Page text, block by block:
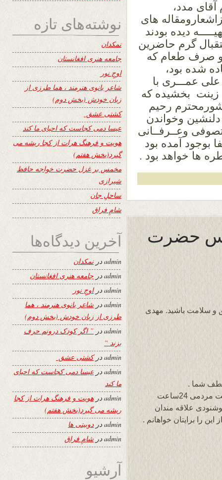
مدد،
های
دیده بودند
گرم حاضرین
و صرف طعام که
شده بود،
عمـــری با
زینت بخشیده که
رحیم
وخواندن
وعــرفــانی
بوجود آمده بود
ها خواهد بود .
حضرت
و سلامت باشید. مهدی
لطف شما .
شما که خود با عث افتخار همکاران قلمی سایت مردمی 24ساعت
علاقه مندان
را برایتان خواهانم .
نوشته‌های تازه
نمکدان
جامعه هنری افغانستان
اوجِ نور
شاعر بانوی هنرمند ، هما طرزی از
زبان خودش (بخش دوم)
کشتی عشق
عیسا دمی کجاست که احیای ما کند
هویت و فرهنگ هرات از کجا ریشه می
گیرد(بخش هفتم)
مخمس بر غزل حضرت خواجه حافظ
شیرازی
ساحلِ جان
شامِ فراق
آخرین دیدگاه‌ها
adminدرنمکدان
adminدر جامعه هنری افغانستان
adminدراوجِ نور
adminدر شاعر بانوی هنرمند ، هما
طرزی از زبان خودش (بخش دوم)
adminدر ” اگر کودک درونم حرف
بزند “
adminدرکشتی عشق
adminدر عیسا دمی کجاست که احیای
ما کند
adminدر هویت و فرهنگ هرات از کجا
ریشه می گیرد(بخش هفتم)
adminدردوبیتی ها
admin در شامِ فراق
آرشیو